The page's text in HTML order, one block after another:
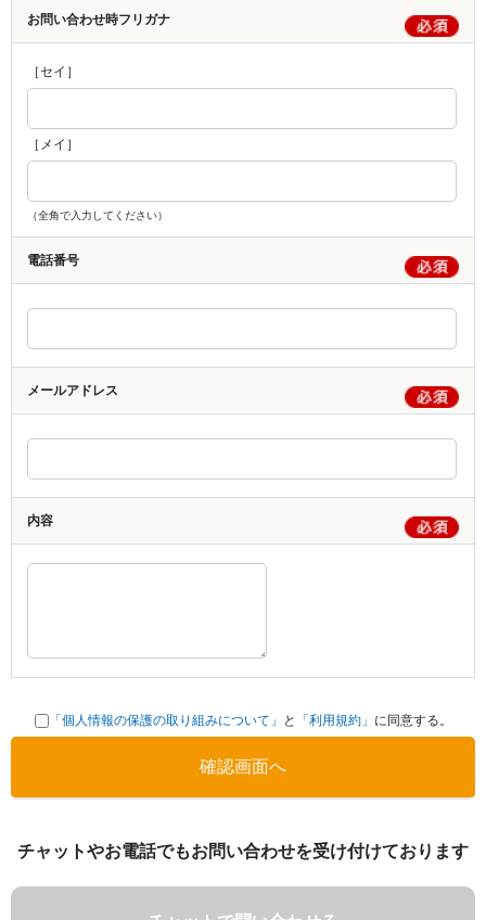
お問い合わせ時フリガナ
［セイ］
［メイ］
（全角で入力してください）
電話番号
メールアドレス
内容
「個人情報の保護の取り組みについて」 と 「利用規約」 に同意する。
チャットやお電話でもお問い合わせを受け付けております